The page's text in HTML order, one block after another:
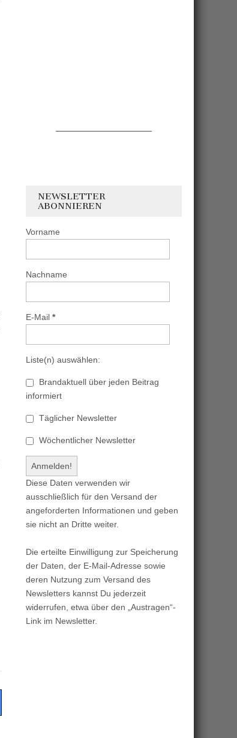
NEWSLETTER
ABONNIEREN
Vorname
Nachname
E-Mail *
Liste(n) auswählen:
Brandaktuell über jeden Beitrag
informiert
Täglicher Newsletter
Wöchentlicher Newsletter
Diese Daten verwenden wir
ausschließlich für den Versand der
angeforderten Informationen und geben
sie nicht an Dritte weiter.
Die erteilte Einwilligung zur Speicherung
der Daten, der E-Mail-Adresse sowie
deren Nutzung zum Versand des
Newsletters kannst Du jederzeit
widerrufen, etwa über den „Austragen“-
Link im Newsletter.